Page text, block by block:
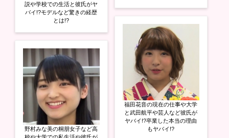
説や学校での生活と彼氏がヤ
バイ!?モデルなど驚きの経歴
とは!?
野村みな美の桐朋女子など高
福田花音の現在の仕事や大学
と武田航平や芸人など彼氏が
ヤバイ!?卒業した本当の理由
もヤバイ!?